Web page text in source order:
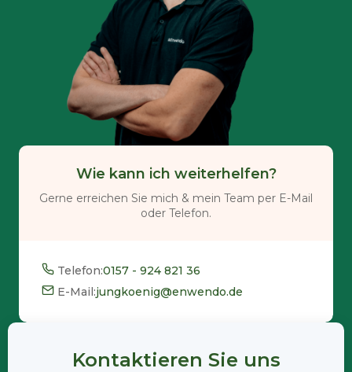
Wie kann ich weiterhelfen?
Gerne erreichen Sie mich & mein Team per E-Mail
oder Telefon.
Telefon:0157 - 924 821 36
E-Mail:jungkoenig@enwendo.de
Kontaktieren Sie uns